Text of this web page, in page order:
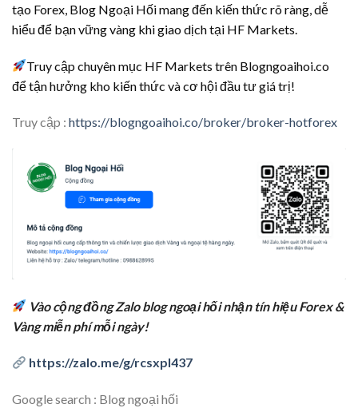
tạo Forex, Blog Ngoại Hối mang đến kiến thức rõ ràng, dễ
hiểu để bạn vững vàng khi giao dịch tại HF Markets.
Truy cập chuyên mục HF Markets trên Blogngoaihoi.co
để tận hưởng kho kiến thức và cơ hội đầu tư giá trị!
Truy cập : https://blogngoaihoi.co/broker/broker-hotforex
Vào cộng đồng Zalo blog ngoại hối nhận tín hiệu Forex &
Vàng miễn phí mỗi ngày!
https://zalo.me/g/rcsxpl437
Google search : Blog ngoại hối